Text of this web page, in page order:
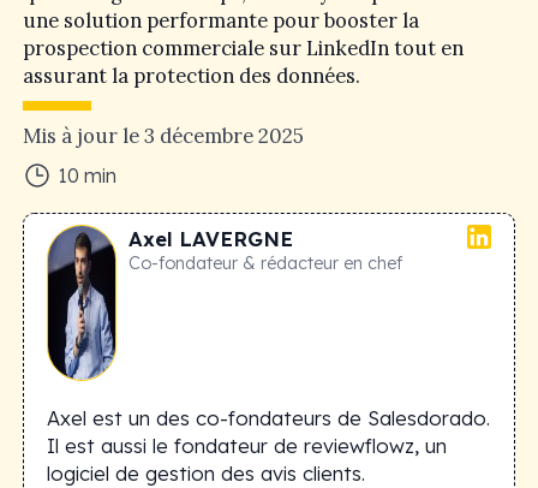
une solution performante pour booster la
prospection commerciale sur LinkedIn tout en
assurant la protection des données.
Mis à jour le3 décembre 2025
10 min
Axel LAVERGNE
Co-fondateur & rédacteur en chef
Axel est un des co-fondateurs de Salesdorado.
Il est aussi le fondateur de reviewflowz, un
logiciel de gestion des avis clients.